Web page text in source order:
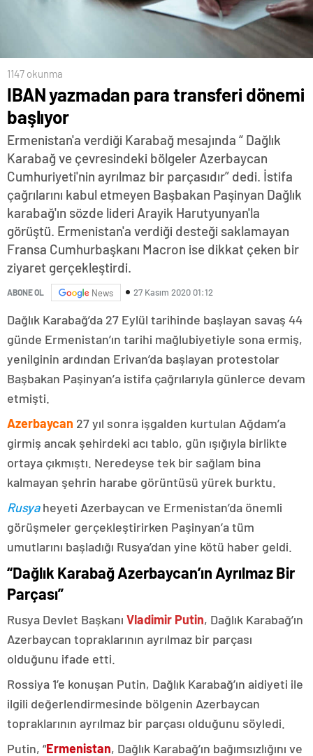
1147 okunma
IBAN yazmadan para transferi dönemi
başlıyor
Ermenistan'a verdiği Karabağ mesajında “ Dağlık
Karabağ ve çevresindeki bölgeler Azerbaycan
Cumhuriyeti'nin ayrılmaz bir parçasıdır” dedi. İstifa
çağrılarını kabul etmeyen Başbakan Paşinyan Dağlık
karabağ'ın sözde lideri Arayik Harutyunyan'la
görüştü. Ermenistan'a verdiği desteği saklamayan
Fransa Cumhurbaşkanı Macron ise dikkat çeken bir
ziyaret gerçekleştirdi.
ABONE OL News 27 Kasım 2020 01:12
Dağlık Karabağ’da 27 Eylül tarihinde başlayan savaş 44
günde Ermenistan’ın tarihi mağlubiyetiyle sona ermiş,
yenilginin ardından Erivan’da başlayan protestolar
Başbakan Paşinyan’a istifa çağrılarıyla günlerce devam
etmişti.
Azerbaycan 27 yıl sonra işgalden kurtulan Ağdam’a
girmiş ancak şehirdeki acı tablo, gün ışığıyla birlikte
ortaya çıkmıştı. Neredeyse tek bir sağlam bina
kalmayan şehrin harabe görüntüsü yürek burktu.
Rusyaheyeti Azerbaycan ve Ermenistan’da önemli
görüşmeler gerçekleştirirken Paşinyan’a tüm
umutlarını başladığı Rusya’dan yine kötü haber geldi.
“Dağlık Karabağ Azerbaycan’ın Ayrılmaz Bir
Parçası”
Rusya Devlet Başkanı Vladimir Putin, Dağlık Karabağ’ın
Azerbaycan topraklarının ayrılmaz bir parçası
olduğunu ifade etti.
Rossiya 1’e konuşan Putin, Dağlık Karabağ’ın aidiyeti ile
ilgili değerlendirmesinde bölgenin Azerbaycan
topraklarının ayrılmaz bir parçası olduğunu söyledi.
Putin, “Ermenistan, Dağlık Karabağ’ın bağımsızlığını ve